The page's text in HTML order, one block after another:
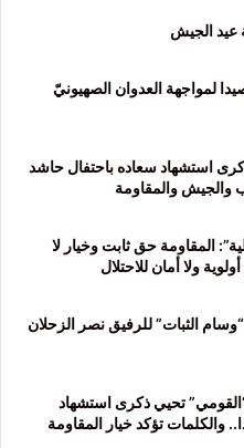
عيد الجيش
لمواجهة العدوان الصهيونيّ
استشهاد سعاده باحتفال حاشد
والجيش والمقاومة
المقاومة حق ثابت وخيار لا
ولا أمان للاحتلال
الثبات” للرفيق نصر الزحلان
تحيي ذكرى استشهاد
والكلمات تؤكد خيار المقاومة